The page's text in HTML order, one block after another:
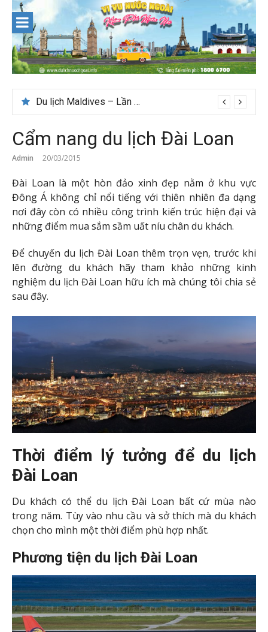
content
Du lịch Maldives – Lần đầu nên đi đâu, chơi gì?
Cẩm nang du lịch Đài Loan
Admin 20/03/2015
Đài Loan là một hòn đảo xinh đẹp nằm ở khu vực
Đông Á không chỉ nổi tiếng với thiên nhiên đa dạng
nơi đây còn có nhiều công trình kiến trúc hiện đại và
những điểm mua sắm sầm uất níu chân du khách.
Để chuyến du lịch Đài Loan thêm trọn vẹn, trước khi
lên đường du khách hãy tham khảo những kinh
nghiệm du lịch Đài Loan hữu ích mà chúng tôi chia sẻ
sau đây.
Thời điểm lý tưởng để du lịch
Đài Loan
Du khách có thể du lịch Đài Loan bất cứ mùa nào
trong năm. Tùy vào nhu cầu và sở thích mà du khách
chọn cho mình một thời điểm phù hợp nhất.
Phương tiện du lịch Đài Loan